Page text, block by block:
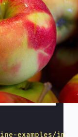
examples/